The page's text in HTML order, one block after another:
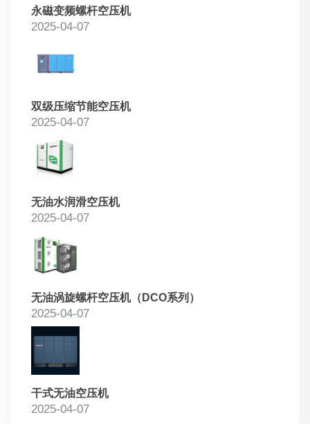
永磁变频螺杆空压机
2025-04-07
双级压缩节能空压机
2025-04-07
无油水润滑空压机
2025-04-07
无油涡旋螺杆空压机（DCO系列）
2025-04-07
干式无油空压机
2025-04-07